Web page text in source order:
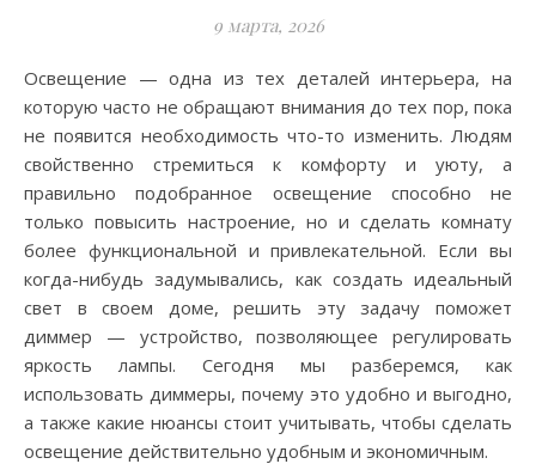
9 марта, 2026
Освещение — одна из тех деталей интерьера, на
которую часто не обращают внимания до тех пор, пока
не появится необходимость что-то изменить. Людям
свойственно стремиться к комфорту и уюту, а
правильно подобранное освещение способно не
только повысить настроение, но и сделать комнату
более функциональной и привлекательной. Если вы
когда-нибудь задумывались, как создать идеальный
свет в своем доме, решить эту задачу поможет
диммер — устройство, позволяющее регулировать
яркость лампы. Сегодня мы разберемся, как
использовать диммеры, почему это удобно и выгодно,
а также какие нюансы стоит учитывать, чтобы сделать
освещение действительно удобным и экономичным.